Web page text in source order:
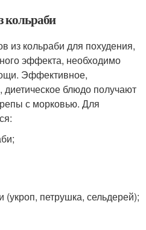
кольраби
из кольраби для похудения,
эффекта, необходимо
Эффективное,
блюдо получают
с морковью. Для
(укроп, петрушка, сельдерей);